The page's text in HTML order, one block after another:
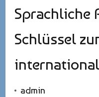
Sprachliche
Schlüssel
admin